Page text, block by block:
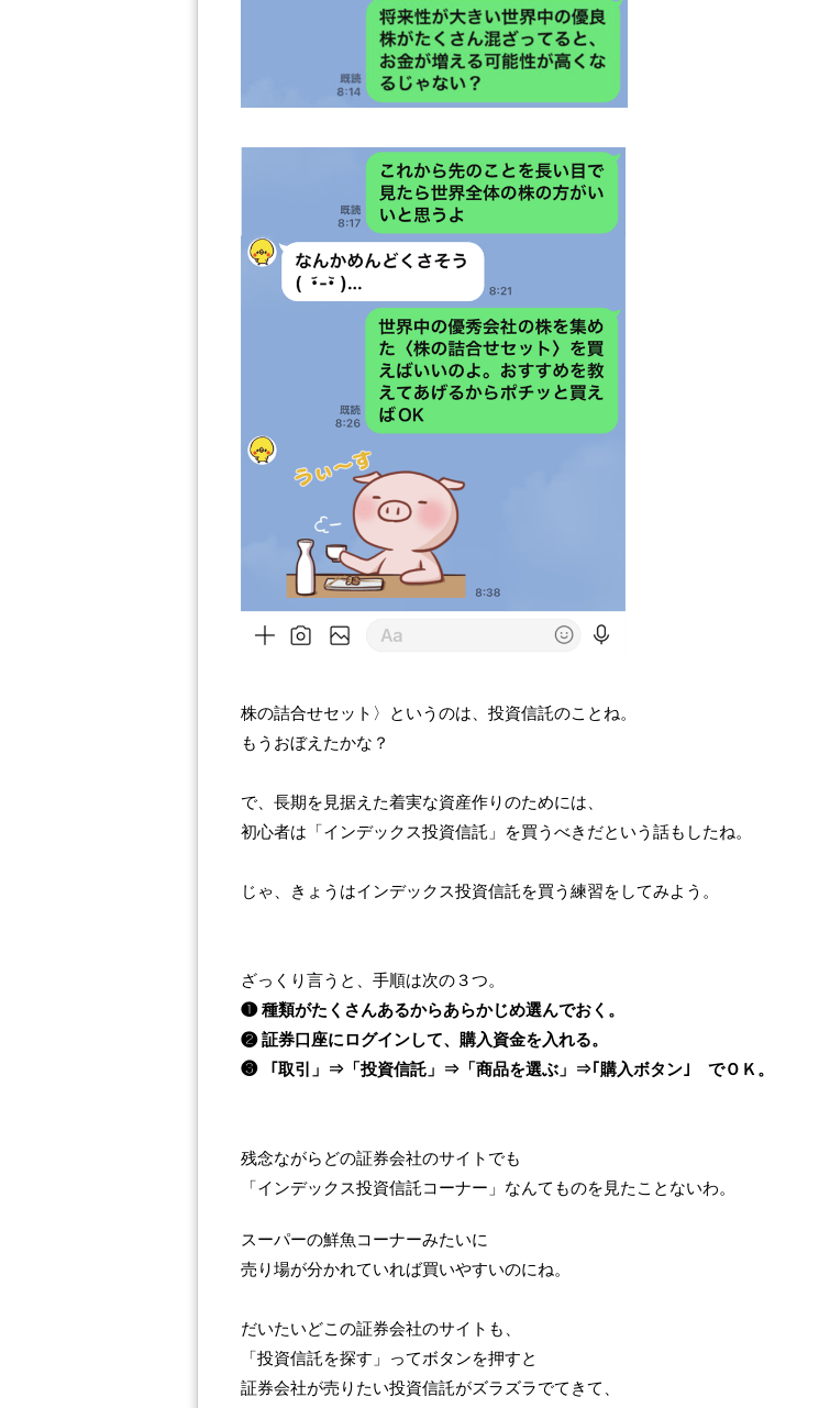
株の詰合せセット〉というのは、投資信託のことね。
もうおぼえたかな？
で、長期を見据えた着実な資産作りのためには、
初心者は「インデックス投資信託」を買うべきだという話もしたね。
じゃ、きょうはインデックス投資信託を買う練習をしてみよう。
ざっくり言うと、手順は次の３つ。
❶ 種類がたくさんあるからあらかじめ選んでおく。
❷ 証券口座にログインして、購入資金を入れる。
❸ 「取引」⇒「投資信託」⇒「商品を選ぶ」⇒｢購入ボタン｣ でＯＫ。
残念ながらどの証券会社のサイトでも
「インデックス投資信託コーナー」なんてものを見たことないわ。
スーパーの鮮魚コーナーみたいに
売り場が分かれていれば買いやすいのにね。
だいたいどこの証券会社のサイトも、
「投資信託を探す」ってボタンを押すと
証券会社が売りたい投資信託がズラズラでてきて、